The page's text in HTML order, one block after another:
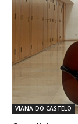
VIANA DO CASTELO